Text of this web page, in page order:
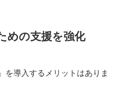
めの支援を強化
導入するメリットはありま